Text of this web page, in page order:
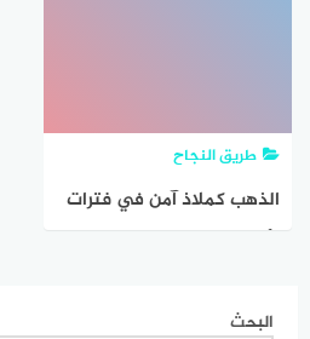
طريق النجاح
الذهب كملاذ آمن في فترات
البحث